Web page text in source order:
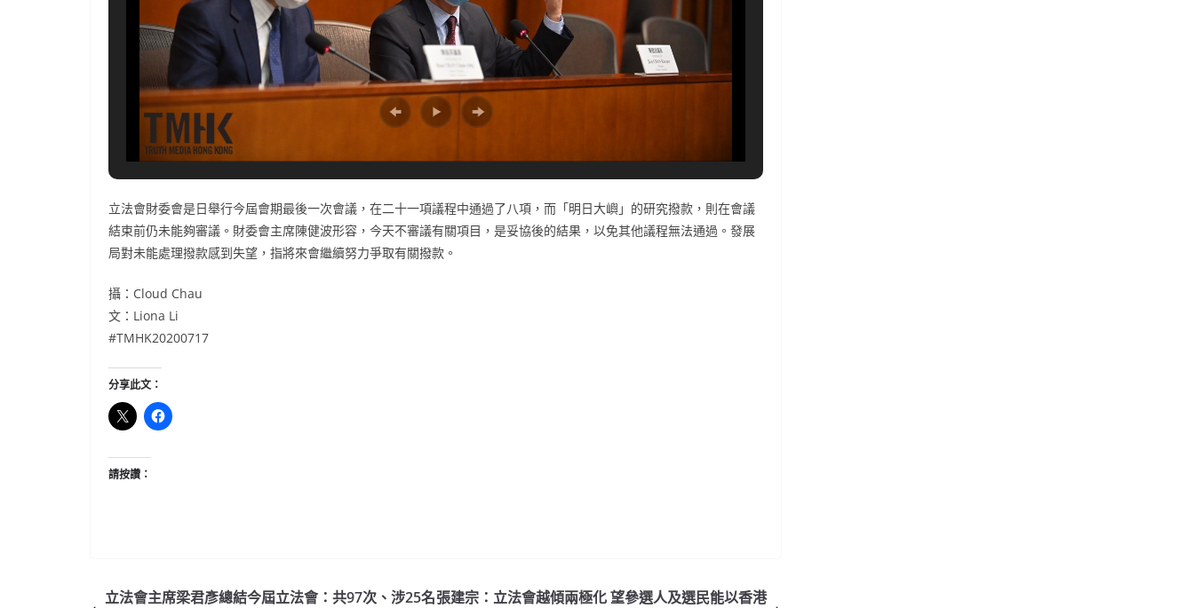
立法會財委會是日舉行今屆會期最後一次會議，在二十一項議程中通過了八項，而「明日大嶼」的研究撥款，則在會議
結束前仍未能夠審議。財委會主席陳健波形容，今天不審議有關項目，是妥協後的結果，以免其他議程無法通過。發展
局對未能處理撥款感到失望，指將來會繼續努力爭取有關撥款。
攝：Cloud Chau
文：Liona Li
#TMHK20200717
分享此文：
請按讚：
立法會主席梁君彥總結今屆立法會：共97次、涉25名張建宗：立法會越傾兩極化 望參選人及選民能以香港